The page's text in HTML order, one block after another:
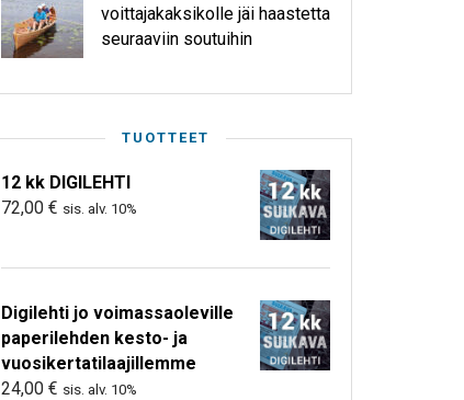
voittajakaksikolle jäi haastetta
seuraaviin soutuihin
TUOTTEET
12 kk DIGILEHTI
72,00 € sis. alv. 10%
Digilehti jo voimassaoleville
paperilehden kesto- ja
vuosikertatilaajillemme
24,00 € sis. alv. 10%